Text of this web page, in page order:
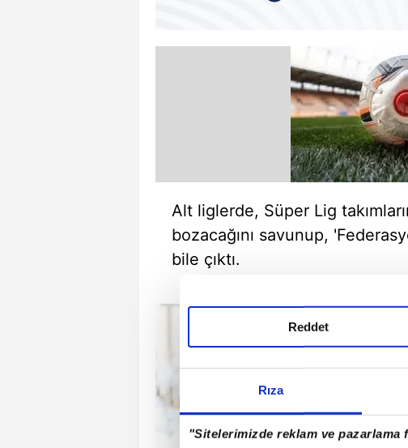
Rıza
"Sitelerimizde reklam ve pazarlama
Reddet
Alt liglerde, Süper Lig
bozacağını savunup,
bile çıktı.